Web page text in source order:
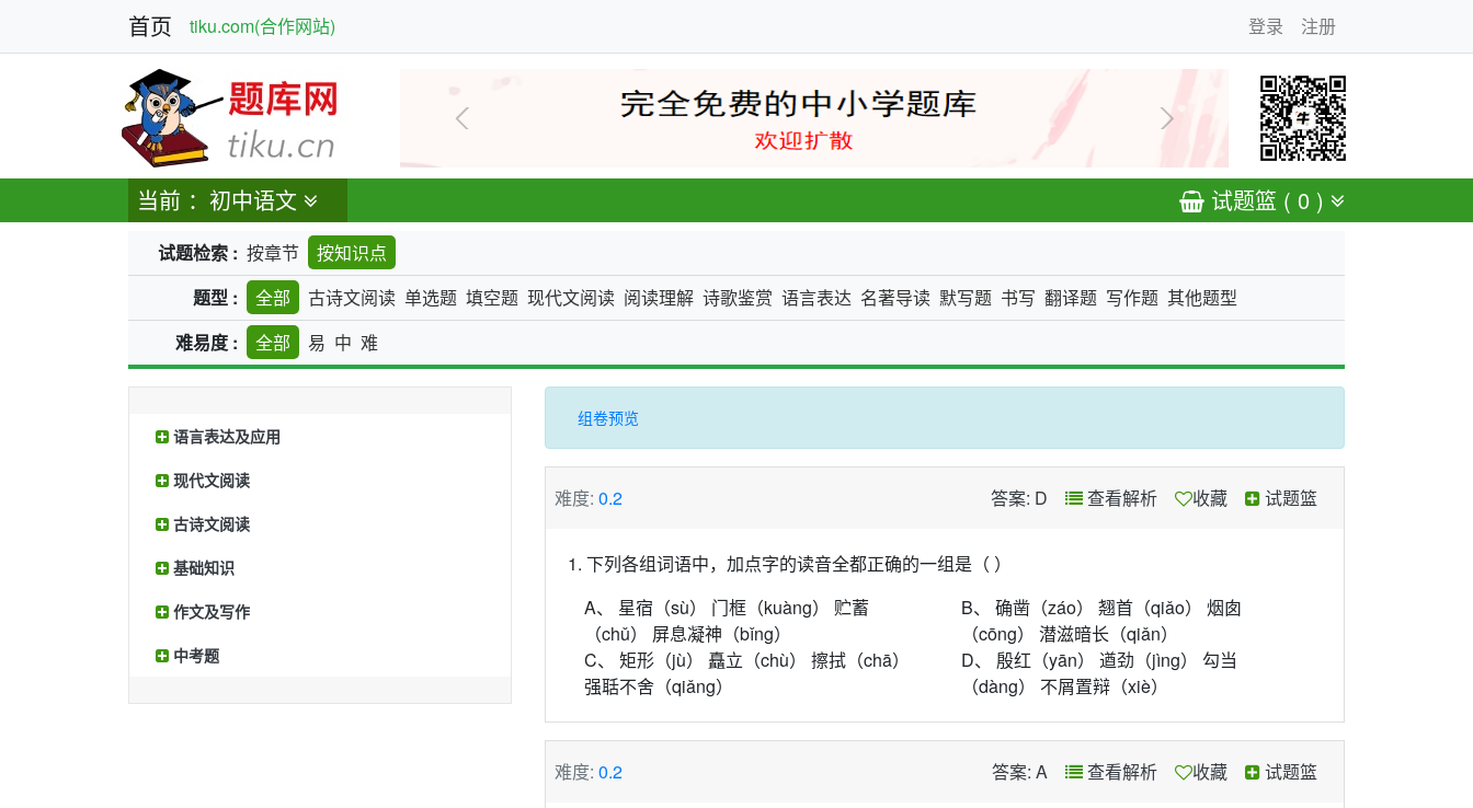
首页 tiku.com(合作网站) 登录 注册
下一张
上一张
当前 ：初中语文 试题篮 ( 0 )
试题检索 : 按章节
按知识点
题型 :
全部 古诗文阅读 单选题 填空题 现代文阅读 阅读理解 诗歌鉴赏 语言表达 名著导读 默写题 书写 翻译题 写作题 其他题型
难易度 :
全部 易 中 难
语言表达及应用
现代文阅读
古诗文阅读
基础知识
作文及写作
中考题
组卷预览
难度: 0.2 答案: D 查看解析 收藏 试题篮
1. 下列各组词语中，加点字的读音全都正确的一组是（ ）
A、 星宿（sù） 门框（kuàng） 贮蓄
（chǔ） 屏息凝神（bǐng）
B、 确凿（záo） 翘首（qiǎo） 烟囱
（cōng） 潜滋暗长（qiǎn）
C、 矩形（jù） 矗立（chù） 擦拭（chā）
强聒不舍（qiǎng）
D、 殷红（yān） 遒劲（jìng） 勾当
（dàng） 不屑置辩（xiè）
难度: 0.2 答案: A 查看解析 收藏 试题篮